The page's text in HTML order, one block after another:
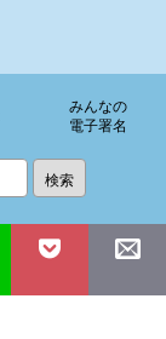
みんなの
電子署名